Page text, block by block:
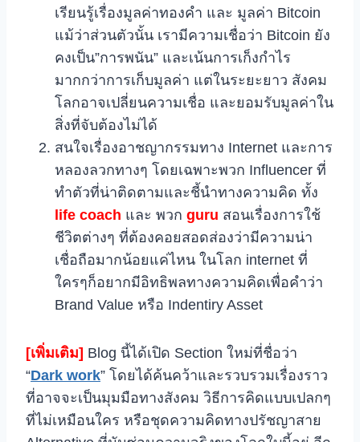
เรียนรู้เรื่องมูลค่าทองคำ และ มูลค่า Bitcoin
แม้ว่าส่วนตัวนั้น เรามีความเชื่อว่า Bitcoin ยัง
คงเป็น”การพนัน” และเน้นการเก็งกำไร
มากกว่าการเก็บมูลค่า แต่ในระยะยาว สังคม
โลกอาจเปลี่ยนความเชื่อ และยอมรับมูลค่าใน
สิ่งที่จับต้องไม่ได้
สนใจเรื่องอาชญากรรมทาง Internet และการ
หลองลวกทางๆ โดยเฉพาะพวก Influencer ที่
ทำตัวที่น่าติดตามและชี้นำทางความคิด ทั้ง
life coach และ พวก guru สอนเรื่องการใช้
ชีวิตต่างๆ ที่ต้องคอยสอดส่องว่ามีความน่า
เชื่อถือมากน้อยแค่ไหน ในโลก internet ที่
ใครๆก็อยากมีอิทธิพลทางความคิดเพื่อคำว่า
Brand Value หรือ Indentiry Asset
[เพิ่มเติม] Blog นี้ได้เปิด Section ใหม่ที่ชื่อว่า
“Dark work” โดยได้ค้นคว้าและรวบรวมเรื่องราว
ที่อาจจะเป็นมุมมือทางสังคม วิธีการคิดแบบเปลกๆ
ที่ไม่เหมือนใคร หรือชุดความคิดทางปรัชญาสาย